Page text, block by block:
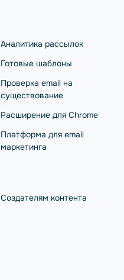
Аналитика рассылок
Готовые шаблоны
Проверка email на
существование
Расширение для Chrome
Платформа для email
маркетинга
Создателям контента